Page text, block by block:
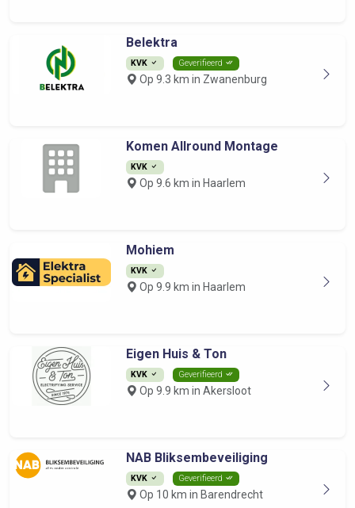
Belektra
KVK Geverifieerd
Op 9.3 km in Zwanenburg
Komen Allround Montage
KVK
Op 9.6 km in Haarlem
Mohiem
KVK
Op 9.9 km in Haarlem
Eigen Huis & Ton
KVK Geverifieerd
Op 9.9 km in Akersloot
NAB Bliksembeveiliging
KVK Geverifieerd
Op 10 km in Barendrecht